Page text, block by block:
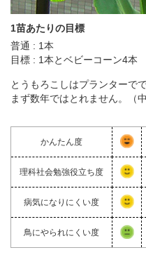
1苗あたりの目標
普通 : 1本
目標 : 1本とベビーコーン4本
とうもろこしはプランターで
まず数年ではとれません。（中
かんたん度
理科社会勉強役立ち度
病気になりにくい度
鳥にやられにくい度